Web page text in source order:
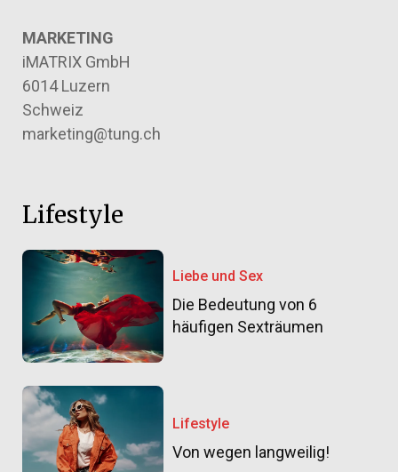
MARKETING
iMATRIX GmbH
6014 Luzern
Schweiz
marketing@tung.ch
Lifestyle
Liebe und Sex
Die Bedeutung von 6
häufigen Sexträumen
Lifestyle
Von wegen langweilig!